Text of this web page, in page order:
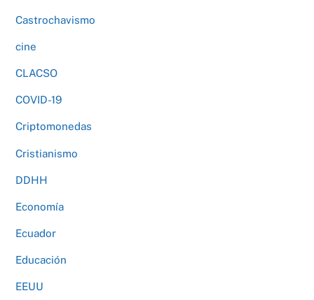
Castrochavismo
cine
CLACSO
COVID-19
Criptomonedas
Cristianismo
DDHH
Economía
Ecuador
Educación
EEUU